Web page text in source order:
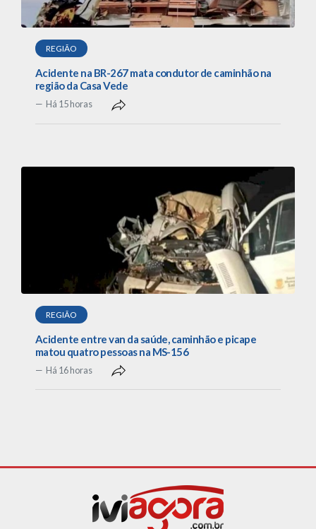
REGIÃO
Acidente na BR-267 mata condutor de caminhão na
região da Casa Vede
Há 15 horas
REGIÃO
Acidente entre van da saúde, caminhão e picape
matou quatro pessoas na MS-156
Há 16 horas